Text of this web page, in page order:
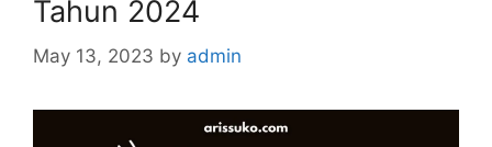
Tahun 2024
May 13, 2023 by admin